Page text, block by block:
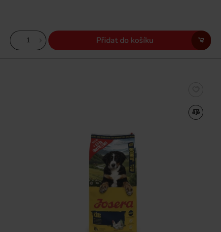
Přidat do košíku